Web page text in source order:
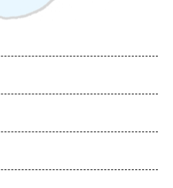
の湯』 営業時間等変更のお知らせ
福湯』 営業のお知らせ